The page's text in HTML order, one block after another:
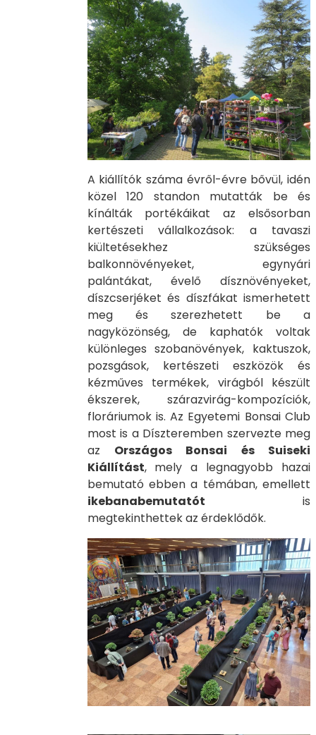
​​​​​A kiállítók száma évről-évre bővül, idén
közel 120 standon mutatták be és
kínálták portékáikat az elsősorban
kertészeti vállalkozások: a tavaszi
kiültetésekhez szükséges
balkonnövényeket, egynyári
palántákat, évelő dísznövényeket,
díszcserjéket és díszfákat ismerhetett
meg és szerezhetett be a
nagyközönség, de kaphatók voltak
különleges szobanövények, kaktuszok,
pozsgások, kertészeti eszközök és
kézműves termékek, virágból készült
ékszerek, szárazvirág-kompozíciók,
floráriumok is. Az Egyetemi Bonsai Club
most is a Díszteremben szervezte meg
az Országos Bonsai és Suiseki
Kiállítást, mely a legnagyobb hazai
bemutató ebben a témában, emellett
ikebanabemutatót is
megtekinthettek az érdeklődők.